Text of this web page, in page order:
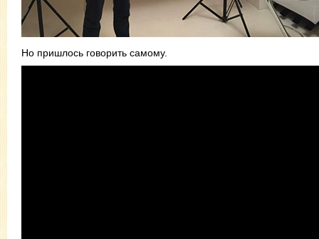
Но пришлось говорить самому.